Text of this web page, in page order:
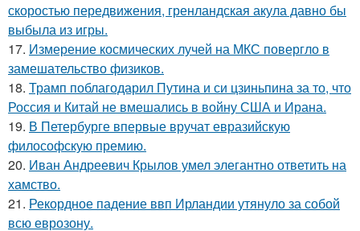
скоростью передвижения, гренландская акула давно бы
выбыла из игры.
17. Измерение космических лучей на МКС повергло в
замешательство физиков.
18. Трамп поблагодарил Путина и си цзиньпина за то, что
Россия и Китай не вмешались в войну США и Ирана.
19. В Петербурге впервые вручат евразийскую
философскую премию.
20. Иван Андреевич Крылов умел элегантно ответить на
хамство.
21. Рекордное падение ввп Ирландии утянуло за собой
всю еврозону.